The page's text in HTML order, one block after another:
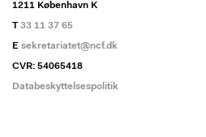
1211 København K
T33 11 37 65
E sekretariatet@ncf.dk
CVR: 54065418
Databeskyttelsespolitik